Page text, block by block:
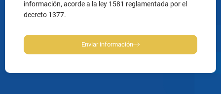
información, acorde a la ley 1581 reglamentada por el
decreto 1377.
Enviar información